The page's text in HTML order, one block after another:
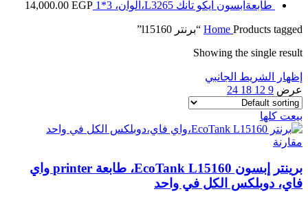
طابعةابسون ايكو تانك L3265،الوان، 3*1
14,000.00 EGP
Home Products tagged “برنتر l15160”
Showing the single result
إظهار الشريط الجانبي
عرض 9
12
18
24
بيعت كلها
مقارنة
برينتر إبسون EcoTank L15160، طابعة printer واي
فاي، دوبلكس الكل في واحد